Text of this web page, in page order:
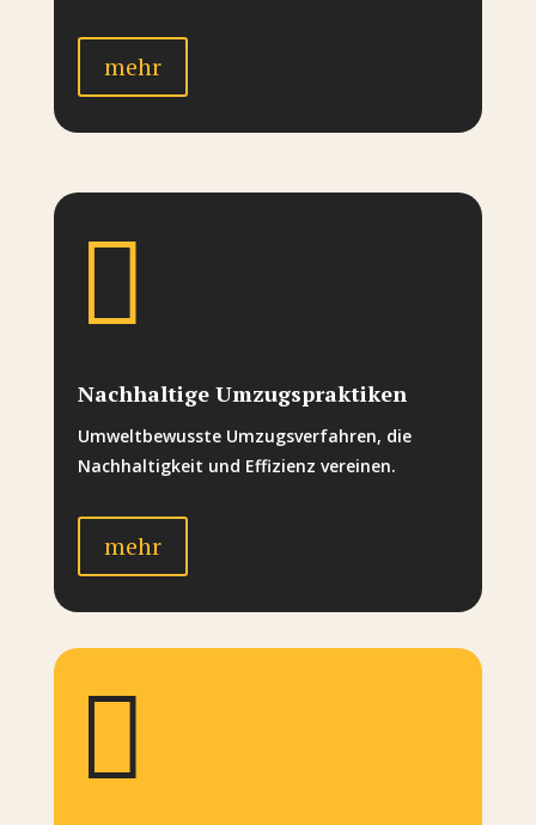
mehr

Nachhaltige Umzugspraktiken
Umweltbewusste Umzugsverfahren, die
Nachhaltigkeit und Effizienz vereinen.
mehr
